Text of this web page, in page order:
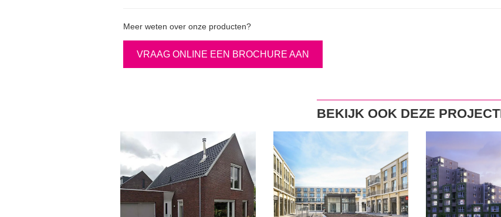
Meer weten over onze producten?
VRAAG ONLINE EEN BROCHURE AAN
BEKIJK OOK DEZE